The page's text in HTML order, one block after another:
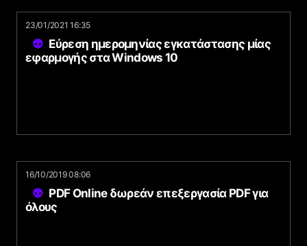
23/01/2021 16:35
Εύρεση ημερομηνίας εγκατάστασης μίας
εφαρμογής στα Windows 10
16/10/2019 08:06
PDF Online δωρεάν επεξεργασία PDF για
όλους